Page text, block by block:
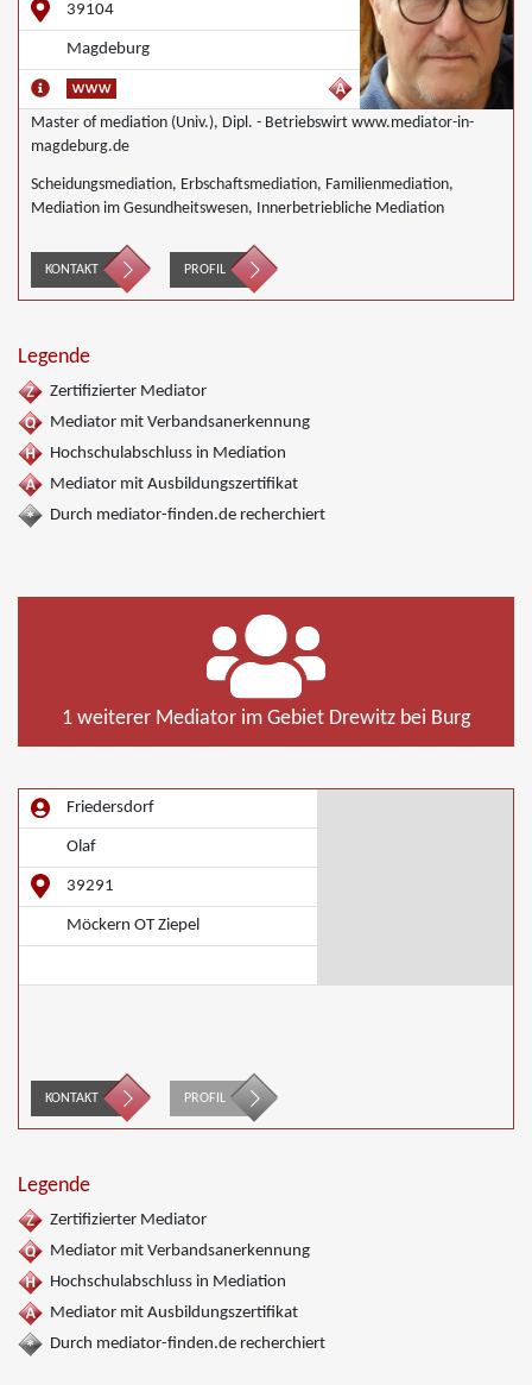
39104
Magdeburg
Master of mediation (Univ.), Dipl. - Betriebswirt www.mediator-in-
magdeburg.de
Scheidungsmediation, Erbschaftsmediation, Familienmediation,
Mediation im Gesundheitswesen, Innerbetriebliche Mediation
KONTAKT PROFIL
Legende
Zertifizierter Mediator
Mediator mit Verbandsanerkennung
Hochschulabschluss in Mediation
Mediator mit Ausbildungszertifikat
Durch mediator-finden.de recherchiert
1 weiterer Mediator im Gebiet Drewitz bei Burg
Friedersdorf
Olaf
39291
Möckern OT Ziepel
KONTAKT PROFIL
Legende
Zertifizierter Mediator
Mediator mit Verbandsanerkennung
Hochschulabschluss in Mediation
Mediator mit Ausbildungszertifikat
Durch mediator-finden.de recherchiert